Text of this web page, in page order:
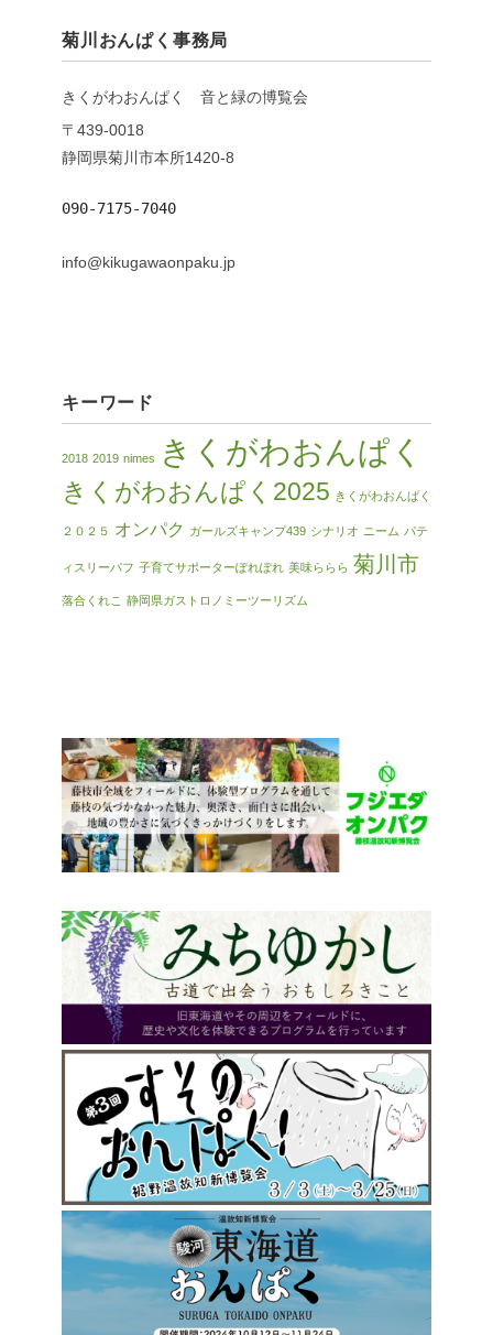
菊川おんぱく事務局
きくがわおんぱく 音と緑の博覧会
〒439-0018
静岡県菊川市本所1420-8
090-7175-7040
info@kikugawaonpaku.jp
キーワード
2018 2019 nimes きくがわおんぱく
きくがわおんぱく2025 きくがわおんぱく
２０２５ オンパク ガールズキャンプ439 シナリオ ニーム パテ
ィスリーパフ 子育てサポーターぽれぽれ 美味ららら 菊川市
落合くれこ 静岡県ガストロノミーツーリズム